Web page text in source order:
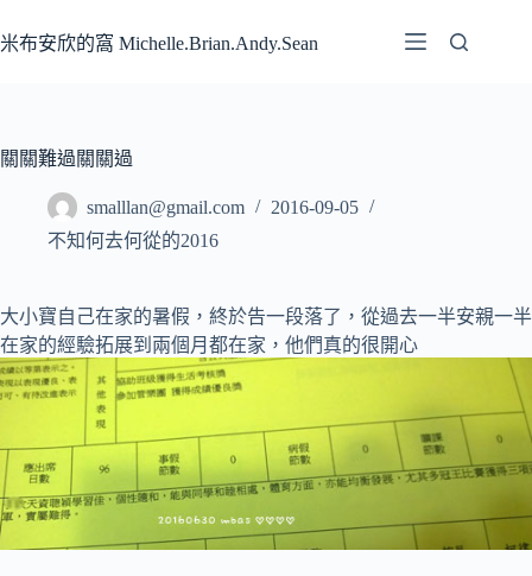
至
容
米布安欣的窩 Michelle.Brian.Andy.Sean
關關難過關關過
smalllan@gmail.com
2016-09-05
不知何去何從的2016
大小寶自己在家的暑假，終於告一段落了 ，從過去一半安親一半
在家的經驗拓展到兩個月都在家，他們真的很開心